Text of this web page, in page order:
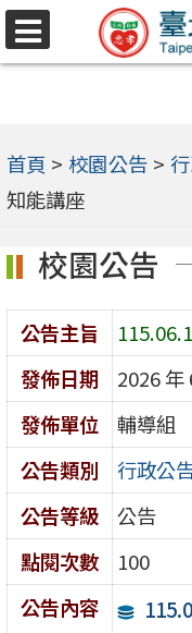
跳
至
內
容
選
首頁 > 校園公告 >
知能講座
校園公告
公告主旨
發佈日期
2026 年
發佈單位
輔導組
公告類別
行政公
公告等級
公告
點閱次數
100
公告內容